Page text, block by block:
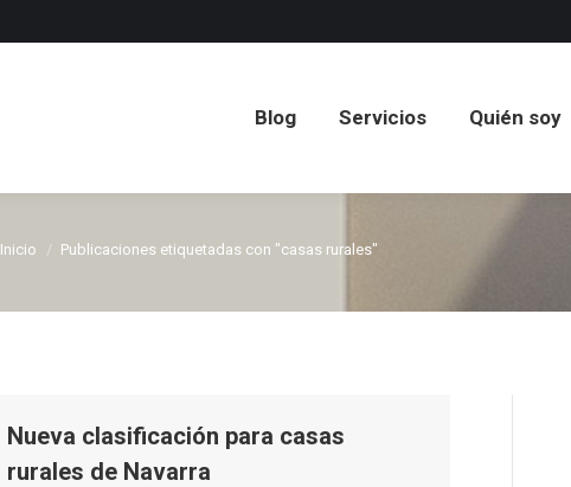
Blog Servicios Quién soy
Estás aquí:
Inicio Publicaciones etiquetadas con "casas rurales"
Nueva clasificación para casas
rurales de Navarra
Blog Servicios Quién soy